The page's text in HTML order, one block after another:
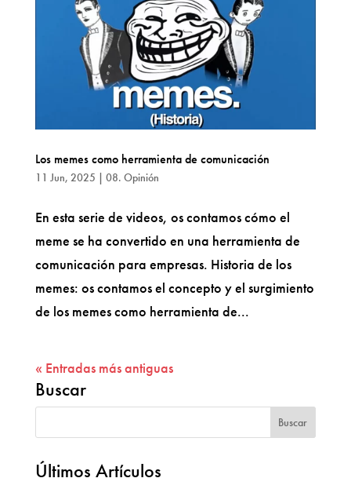
Los memes como herramienta de comunicación
11 Jun, 2025 | 08. Opinión
En esta serie de videos, os contamos cómo el
meme se ha convertido en una herramienta de
comunicación para empresas. Historia de los
memes: os contamos el concepto y el surgimiento
de los memes como herramienta de...
« Entradas más antiguas
Buscar
Últimos Artículos